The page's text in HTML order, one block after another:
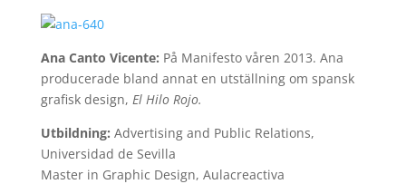
Ana Canto Vicente: På Manifesto våren 2013. Ana
producerade bland annat en utställning om spansk
grafisk design, El Hilo Rojo.
Utbildning: Advertising and Public Relations,
Universidad de Sevilla
Master in Graphic Design, Aulacreactiva